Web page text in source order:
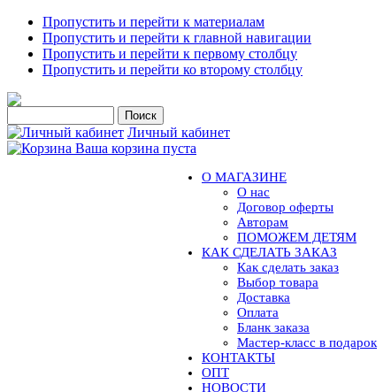
Пропустить и перейти к материалам
Пропустить и перейти к главной навигации
Пропустить и перейти к первому столбцу
Пропустить и перейти ко второму столбцу
Личный кабинет
Ваша корзина пуста
О МАГАЗИНЕ
О нас
Договор оферты
Авторам
ПОМОЖЕМ ДЕТЯМ
КАК СДЕЛАТЬ ЗАКАЗ
Как сделать заказ
Выбор товара
Доставка
Оплата
Бланк заказа
Мастер-класс в подарок
КОНТАКТЫ
ОПТ
НОВОСТИ